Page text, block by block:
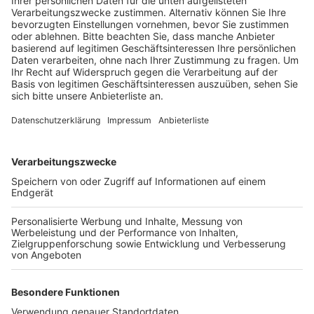
Veröffentlicht:Donnerstag, 20.04.2023 15:30
Anzeige
Wie im zuständigen Ausschuss beschlossen soll nun
die Regelung für eine weitere Testphase von drei
von der Marienstraße aus in Richtung Kallenhofstraße
nutzen. Wenn auch diese Testphase um ist, werden die
Ergebnisse ausgewertet. Dann soll der Verkehrs- und
Mobilitätsausschuss darüber beraten, welche
Verkehrsführung künftig gelten soll.
Zusätzlich wird vorübergehend ein Halteverbot auf
von Mai bis zum Ende der Sommerferien.